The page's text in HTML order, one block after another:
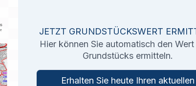
JETZT GRUNDSTÜCKSWERT
Hier können Sie automatisch den Wert
Grundstücks ermitteln.
Erhalten Sie heute Ihren aktuellen